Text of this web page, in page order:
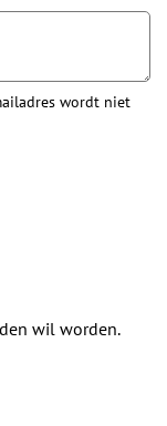
wordt niet
wil worden.